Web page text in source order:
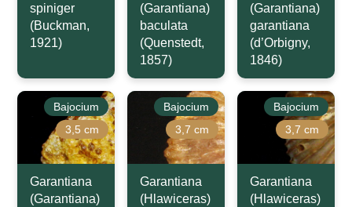
spiniger
(Buckman,
1921)
(Garantiana)
baculata
(Quenstedt,
1857)
(Garantiana)
garantiana
(d’Orbigny,
1846)
Bajocium
3,5 cm
Garantiana
(Garantiana)
Bajocium
3,7 cm
Garantiana
(Hlawiceras)
Bajocium
3,7 cm
Garantiana
(Hlawiceras)